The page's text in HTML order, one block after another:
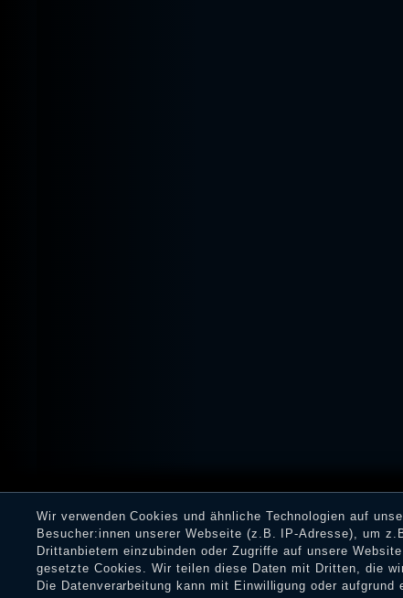
Wir verwenden Cookies und ähnliche Technologien auf
Besucher:innen unserer Webseite (z.B. IP-Adresse), um
Drittanbietern einzubinden oder Zugriffe auf unsere
gesetzte Cookies. Wir teilen diese Daten mit Dritten, die
Die Datenverarbeitung kann mit Einwilligung oder